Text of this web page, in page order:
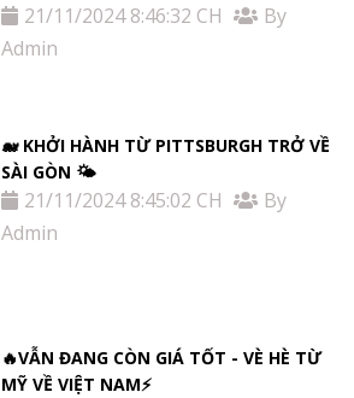
21/11/2024 8:46:32 CH
By
Admin
🐋 KHỞI HÀNH TỪ PITTSBURGH TRỞ VỀ
SÀI GÒN 🌤
21/11/2024 8:45:02 CH
By
Admin
🔥VẪN ĐANG CÒN GIÁ TỐT - VÈ HÈ TỪ
MỸ VỀ VIỆT NAM⚡️